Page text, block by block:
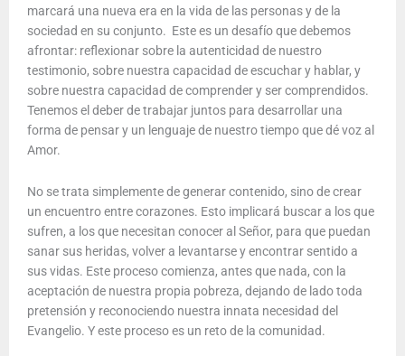
marcará una nueva era en la vida de las personas y de la
sociedad en su conjunto. Este es un desafío que debemos
afrontar: reflexionar sobre la autenticidad de nuestro
testimonio, sobre nuestra capacidad de escuchar y hablar, y
sobre nuestra capacidad de comprender y ser comprendidos.
Tenemos el deber de trabajar juntos para desarrollar una
forma de pensar y un lenguaje de nuestro tiempo que dé voz al
Amor.
No se trata simplemente de generar contenido, sino de crear
un encuentro entre corazones. Esto implicará buscar a los que
sufren, a los que necesitan conocer al Señor, para que puedan
sanar sus heridas, volver a levantarse y encontrar sentido a
sus vidas. Este proceso comienza, antes que nada, con la
aceptación de nuestra propia pobreza, dejando de lado toda
pretensión y reconociendo nuestra innata necesidad del
Evangelio. Y este proceso es un reto de la comunidad.